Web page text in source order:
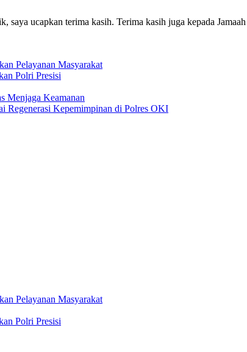
saya ucapkan terima kasih. Terima kasih juga kepada
Pelayanan Masyarakat
Polri Presisi
Menjaga Keamanan
Regenerasi Kepemimpinan di Polres OKI
Pelayanan Masyarakat
Polri Presisi